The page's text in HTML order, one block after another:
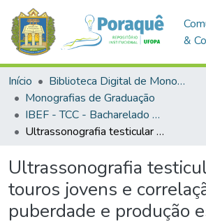
&
Início
Biblioteca Digital de Monografias (BDM)
Monografias de Graduação
IBEF - TCC - Bacharelado em Zootecnia
Ultrassonografia testicular em touros jovens e correlação com puberdade e produção espermática
Ultrassonografia
touros jovens e
puberdade e produção